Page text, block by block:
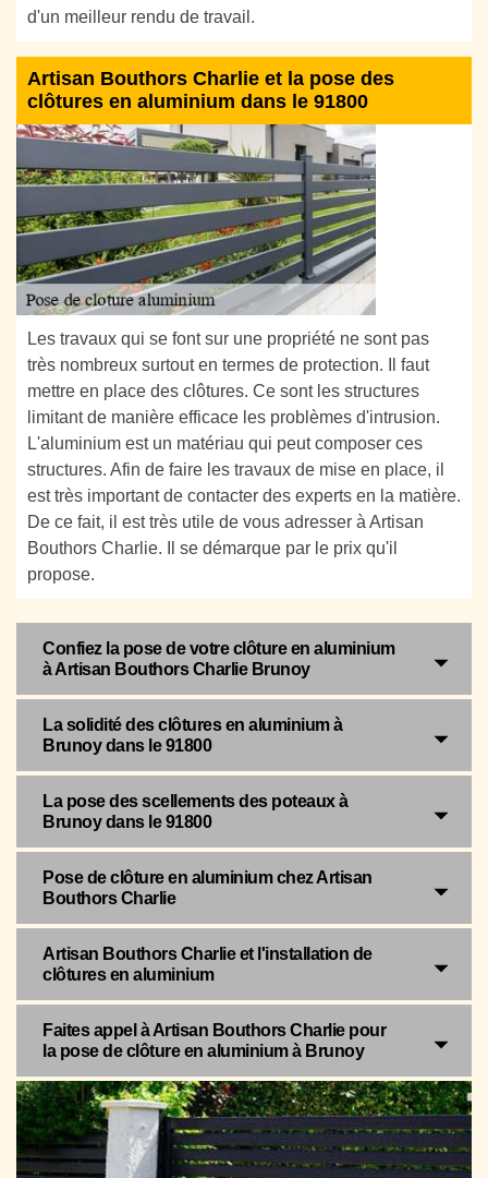
d'un meilleur rendu de travail.
Artisan Bouthors Charlie et la pose des
clôtures en aluminium dans le 91800
Les travaux qui se font sur une propriété ne sont pas
très nombreux surtout en termes de protection. Il faut
mettre en place des clôtures. Ce sont les structures
limitant de manière efficace les problèmes d'intrusion.
L'aluminium est un matériau qui peut composer ces
structures. Afin de faire les travaux de mise en place, il
est très important de contacter des experts en la matière.
De ce fait, il est très utile de vous adresser à Artisan
Bouthors Charlie. Il se démarque par le prix qu'il
propose.
Confiez la pose de votre clôture en aluminium
à Artisan Bouthors Charlie Brunoy
La solidité des clôtures en aluminium à
Brunoy dans le 91800
La pose des scellements des poteaux à
Brunoy dans le 91800
Pose de clôture en aluminium chez Artisan
Bouthors Charlie
Artisan Bouthors Charlie et l'installation de
clôtures en aluminium
Faites appel à Artisan Bouthors Charlie pour
la pose de clôture en aluminium à Brunoy